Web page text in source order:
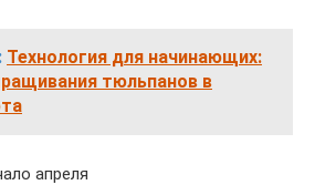
Технология для начинающих:
тюльпанов в
апреля